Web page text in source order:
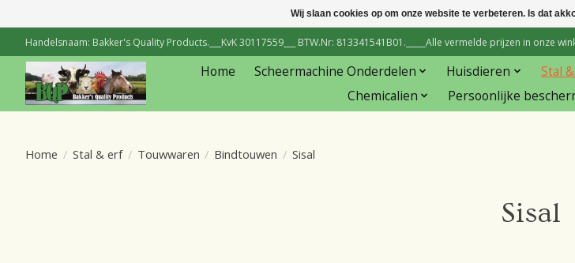
Handelsnaam: Bakker's Quality Products.___KvK 30117559___ BTW.Nr: 813341541B01._____Alle vermelde prijzen in onze
Home Scheermachine Onderdelen Huisdieren Stal
Chemicalien
Persoonlijke
Home / Stal & erf / Touwwaren / Bindtouwen / Sisal
Sisal
Wij slaan cookies op om onze website te verbeteren. Is dat